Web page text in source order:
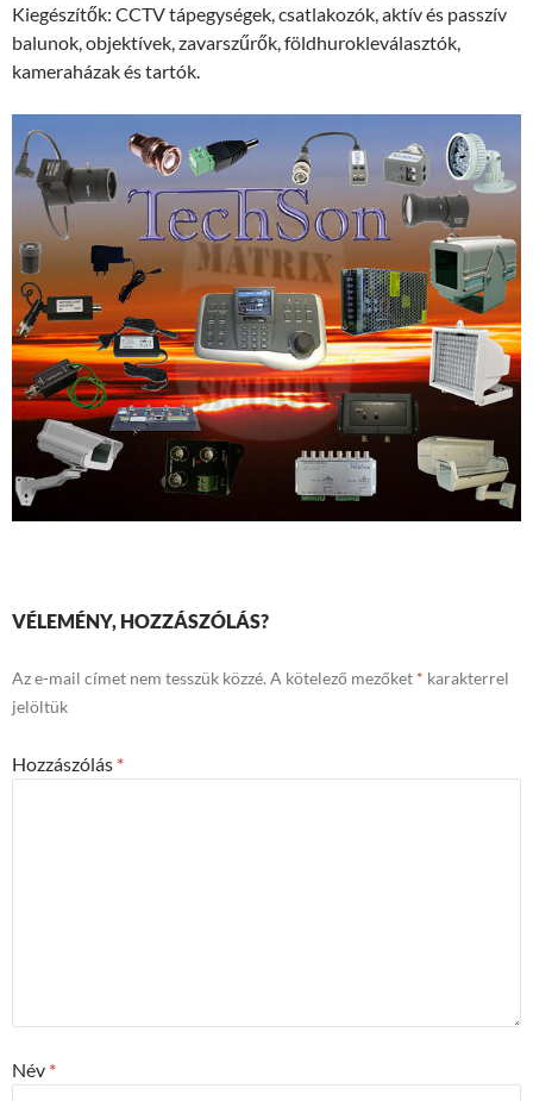
Kiegészítők: CCTV tápegységek, csatlakozók, aktív és passzív
balunok, objektívek, zavarszűrők, földhurokleválasztók,
kameraházak és tartók.
VÉLEMÉNY, HOZZÁSZÓLÁS?
Az e-mail címet nem tesszük közzé. A kötelező mezőket * karakterrel
jelöltük
Hozzászólás *
Név *